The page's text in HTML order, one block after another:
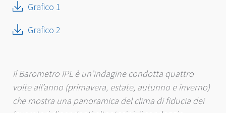
Grafico 1
Grafico 2
Il Barometro IPL è un’indagine condotta quattro
volte all’anno (primavera, estate, autunno e inverno)
che mostra una panoramica del clima di fiducia dei